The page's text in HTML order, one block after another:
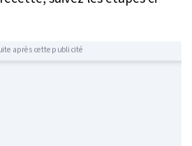
après cette publicité